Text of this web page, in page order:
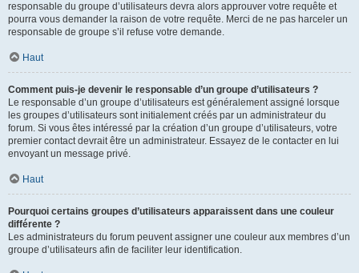
responsable du groupe d’utilisateurs devra alors approuver votre requête et
pourra vous demander la raison de votre requête. Merci de ne pas harceler un
responsable de groupe s’il refuse votre demande.
Haut
Comment puis-je devenir le responsable d’un groupe d’utilisateurs ?
Le responsable d’un groupe d’utilisateurs est généralement assigné lorsque
les groupes d’utilisateurs sont initialement créés par un administrateur du
forum. Si vous êtes intéressé par la création d’un groupe d’utilisateurs, votre
premier contact devrait être un administrateur. Essayez de le contacter en lui
envoyant un message privé.
Haut
Pourquoi certains groupes d’utilisateurs apparaissent dans une couleur
différente ?
Les administrateurs du forum peuvent assigner une couleur aux membres d’un
groupe d’utilisateurs afin de faciliter leur identification.